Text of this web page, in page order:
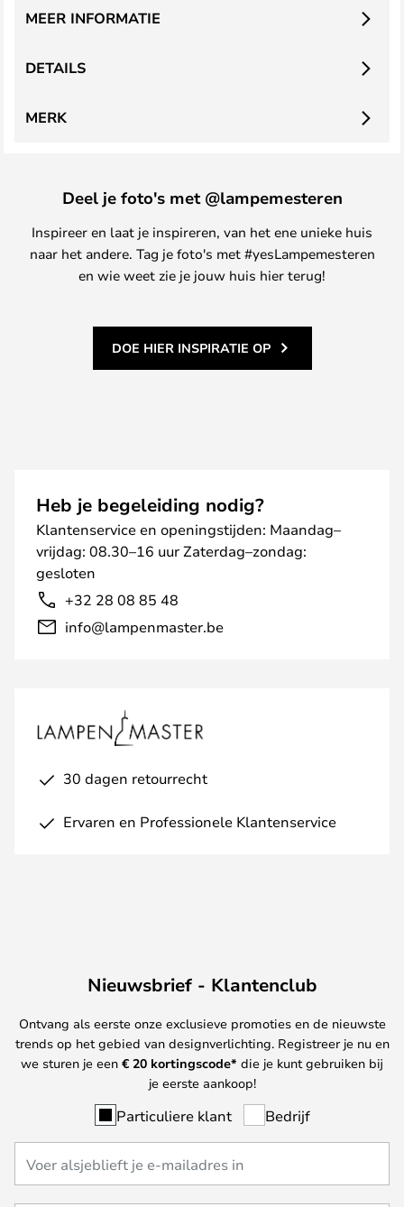
DETAILS
MEER INFORMATIE
MERK
Deel je foto's met @lampemesteren
Inspireer en laat je inspireren, van het ene unieke huis
naar het andere. Tag je foto's met #yesLampemesteren
en wie weet zie je jouw huis hier terug!
DOE HIER INSPIRATIE OP
Heb je begeleiding nodig?
Klantenservice en openingstijden: Maandag–
vrijdag: 08.30–16 uur Zaterdag–zondag:
gesloten
+32 28 08 85 48
info@lampenmaster.be
30 dagen retourrecht
Ervaren en Professionele Klantenservice
Nieuwsbrief - Klantenclub
Ontvang als eerste onze exclusieve promoties en de nieuwste
trends op het gebied van designverlichting. Registreer je nu en
we sturen je een € 20 kortingscode* die je kunt gebruiken bij
je eerste aankoop!
Particuliere klant Bedrijf